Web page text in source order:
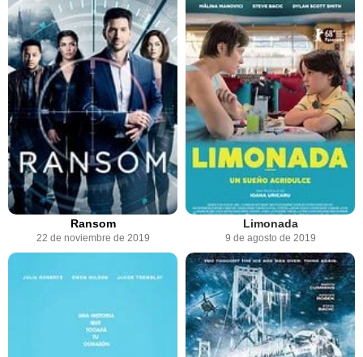
Ransom
22 de noviembre de 2019
Limonada
9 de agosto de 2019